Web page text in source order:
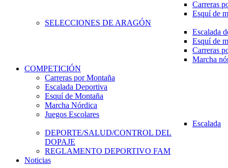
Carreras
Esquí de
SELECCIONES DE ARAGÓN
Escalada
Esquí de
Carreras
Marcha
COMPETICIÓN
Carreras por Montaña
Escalada Deportiva
Esquí de Montaña
Marcha Nórdica
Juegos Escolares
Escalada
DEPORTE/SALUD/CONTROL DEL
DOPAJE
REGLAMENTO DEPORTIVO FAM
Noticias